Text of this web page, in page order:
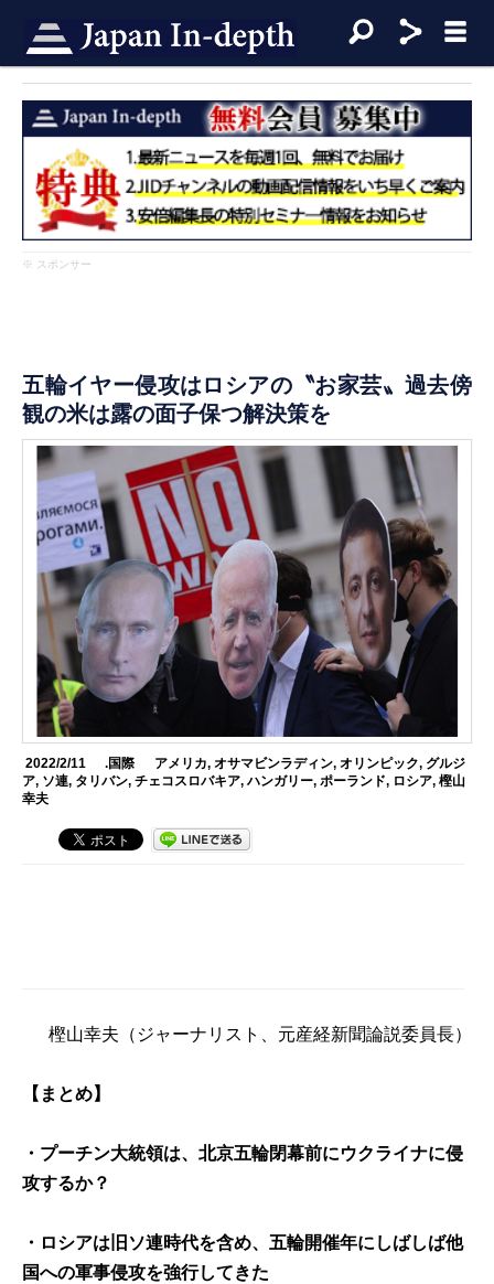
※ スポンサー
五輪イヤー侵攻はロシアの〝お家芸〟過去傍
観の米は露の面子保つ解決策を
2022/2/11 .国際 アメリカ, オサマビンラディン, オリンピック, グルジ
ア, ソ連, タリバン,チェコスロバキア,ハンガリー, ポーランド, ロシア,樫山
幸夫
樫山幸夫 （ジャーナリスト、元産経新聞論説委員長）
【まとめ】
・プーチン大統領は、北京五輪閉幕前にウクライナに侵
攻するか？
・ロシアは旧ソ連時代を含め、五輪開催年にしばしば他
国への軍事侵攻を強行してきた